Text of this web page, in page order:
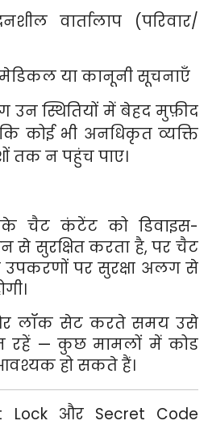
वार्तालाप (परिवार/
मेडिकल या कानूनी सूचनाएँ
उन स्थितियों में बेहद मुफ़ीद
कोई भी अनधिकृत व्यक्ति
तक न पहुंच पाए।
चैट कंटेंट को डिवाइस-
सुरक्षित करता है, पर चैट
पर सुरक्षा अलग से
लॉक सेट करते समय उसे
रहें — कुछ मामलों में कोड
हो सकते हैं।
Lock और Secret Code